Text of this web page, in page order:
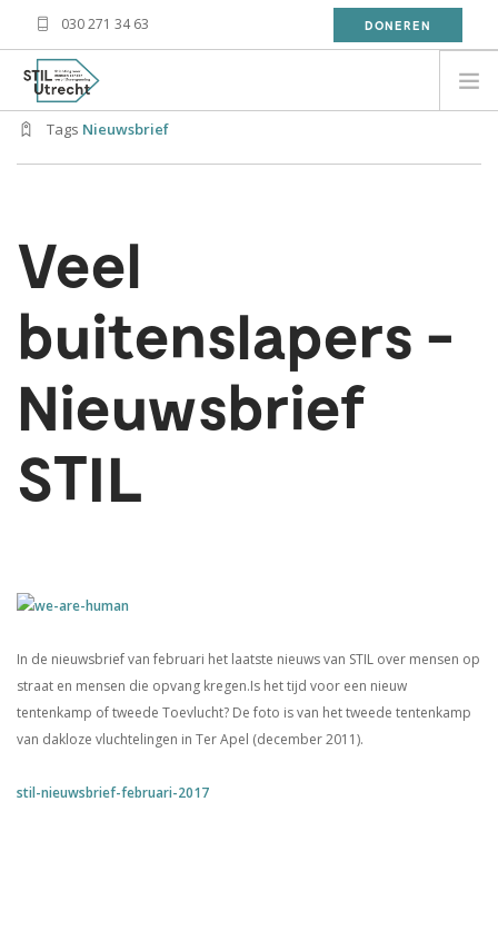
030 271 34 63 DONEREN
WAT DOET STIL?
WAT KAN JIJ DOEN?
OVER STIL
NIEUWS
CONTACT
28 feb 2017
Tags Nieuwsbrief
Veel
buitenslapers -
Nieuwsbrief
STIL
In de nieuwsbrief van februari het laatste nieuws van STIL over mensen op
straat en mensen die opvang kregen.Is het tijd voor een nieuw
tentenkamp of tweede Toevlucht? De foto is van het tweede tentenkamp
van dakloze vluchtelingen in Ter Apel (december 2011).
stil-nieuwsbrief-februari-2017